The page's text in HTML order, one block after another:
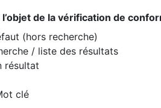
de la vérification de
(hors recherche)
/ liste des résultats
résultat
clé